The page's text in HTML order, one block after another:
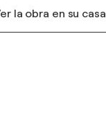
la obra en su casa